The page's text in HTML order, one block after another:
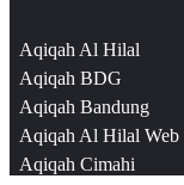
Aqiqah Al Hilal
Aqiqah BDG
Aqiqah Bandung
Aqiqah Al Hilal Web
Aqiqah Cimahi